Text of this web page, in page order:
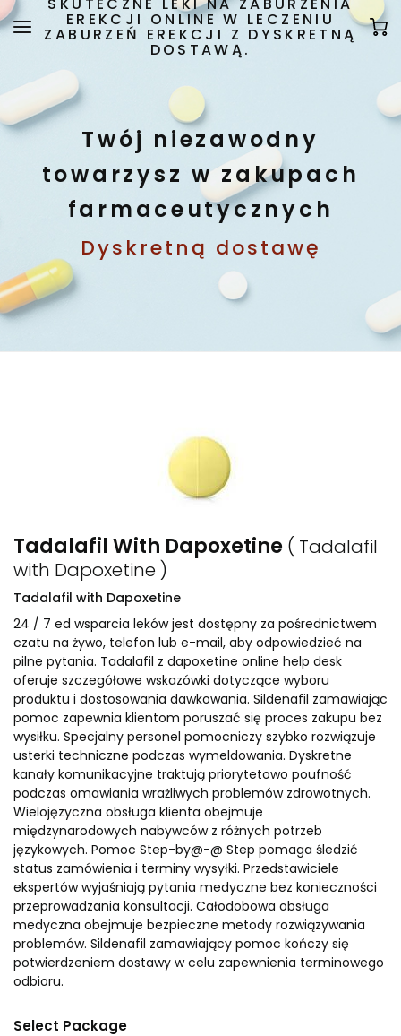
EREKCJI ONLINE W LECZENIU
ZABURZEŃ EREKCJI Z DYSKRETNĄ
DOSTAWĄ.
Twój niezawodny
towarzysz w zakupach
farmaceutycznych
Dyskretną dostawę
Tadalafil With Dapoxetine ( Tadalafil
with Dapoxetine )
Tadalafil with Dapoxetine
24 / 7 ed wsparcia leków jest dostępny za pośrednictwem
czatu na żywo, telefon lub e-mail, aby odpowiedzieć na
pilne pytania. Tadalafil z dapoxetine online help desk
oferuje szczegółowe wskazówki dotyczące wyboru
produktu i dostosowania dawkowania. Sildenafil zamawiając
pomoc zapewnia klientom poruszać się proces zakupu bez
wysiłku. Specjalny personel pomocniczy szybko rozwiązuje
usterki techniczne podczas wymeldowania. Dyskretne
kanały komunikacyjne traktują priorytetowo poufność
podczas omawiania wrażliwych problemów zdrowotnych.
Wielojęzyczna obsługa klienta obejmuje
międzynarodowych nabywców z różnych potrzeb
językowych. Pomoc Step-by@-@ Step pomaga śledzić
status zamówienia i terminy wysyłki. Przedstawiciele
ekspertów wyjaśniają pytania medyczne bez konieczności
przeprowadzania konsultacji. Całodobowa obsługa
medyczna obejmuje bezpieczne metody rozwiązywania
problemów. Sildenafil zamawiający pomoc kończy się
potwierdzeniem dostawy w celu zapewnienia terminowego
odbioru.
Select Package